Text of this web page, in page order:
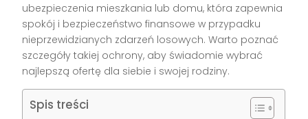
ubezpieczenia mieszkania lub domu, która zapewnia
spokój i bezpieczeństwo finansowe w przypadku
nieprzewidzianych zdarzeń losowych. Warto poznać
szczegóły takiej ochrony, aby świadomie wybrać
najlepszą ofertę dla siebie i swojej rodziny.
Spis treści